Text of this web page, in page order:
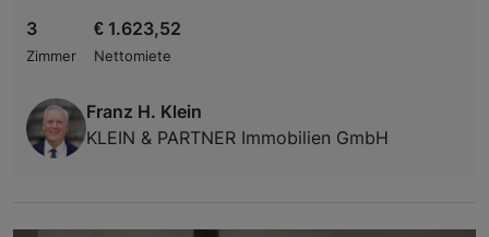
3
Zimmer
€ 1.623,52
Nettomiete
Franz H. Klein
KLEIN & PARTNER Immobilien GmbH